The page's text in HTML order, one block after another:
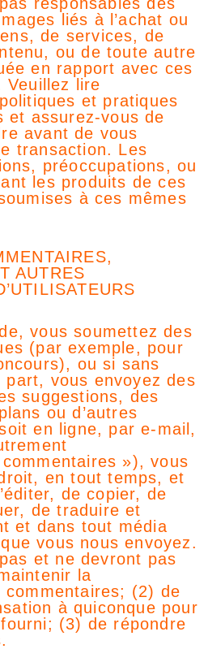
liés à l’achat ou
de services, de
ou de toute autre
en rapport avec ces
Veuillez lire
et pratiques
et assurez-vous de
avant de vous
transaction. Les
préoccupations, ou
les produits de ces
à ces mêmes
AUTRES
vous soumettez des
(par exemple, pour
ou si sans
part, vous envoyez des
suggestions, des
ou d’autres
en ligne, par e-mail,
»), vous
en tout temps, et
de copier, de
de traduire et
et dans tout média
vous nous envoyez.
et ne devront pas
la
(2) de
à quiconque pour
(3) de répondre